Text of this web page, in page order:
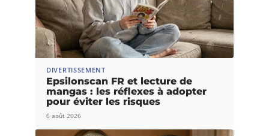
DIVERTISSEMENT
Epsilonscan FR et lecture de
mangas : les réflexes à adopter
pour éviter les risques
6 août 2026